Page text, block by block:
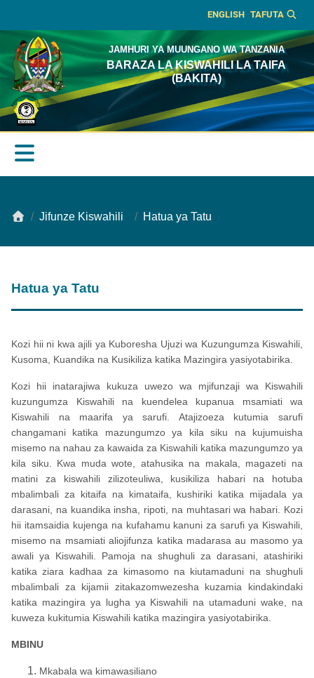
ENGLISH TAFUTA
JAMHURI YA MUUNGANO WA TANZANIA
BARAZA LA KISWAHILI LA TAIFA
(BAKITA)
Jifunze Kiswahili Hatua ya Tatu
Hatua ya Tatu
Kozi hii ni kwa ajili ya Kuboresha Ujuzi wa Kuzungumza Kiswahili,
Kusoma, Kuandika na Kusikiliza katika Mazingira yasiyotabirika.
Kozi hii inatarajiwa kukuza uwezo wa mjifunzaji wa Kiswahili
kuzungumza Kiswahili na kuendelea kupanua msamiati wa
Kiswahili na maarifa ya sarufi. Atajizoeza kutumia sarufi
changamani katika mazungumzo ya kila siku na kujumuisha
misemo na nahau za kawaida za Kiswahili katika mazungumzo ya
kila siku. Kwa muda wote, atahusika na makala, magazeti na
matini za kiswahili zilizoteuliwa, kusikiliza habari na hotuba
mbalimbali za kitaifa na kimataifa, kushiriki katika mijadala ya
darasani, na kuandika insha, ripoti, na muhtasari wa habari. Kozi
hii itamsaidia kujenga na kufahamu kanuni za sarufi ya Kiswahili,
misemo na msamiati aliojifunza katika madarasa au masomo ya
awali ya Kiswahili. Pamoja na shughuli za darasani, atashiriki
katika ziara kadhaa za kimasomo na kiutamaduni na shughuli
mbalimbali za kijamii zitakazomwezesha kuzamia kindakindaki
katika mazingira ya lugha ya Kiswahili na utamaduni wake, na
kuweza kukitumia Kiswahili katika mazingira yasiyotabirika.
MBINU
Mkabala wa kimawasiliano